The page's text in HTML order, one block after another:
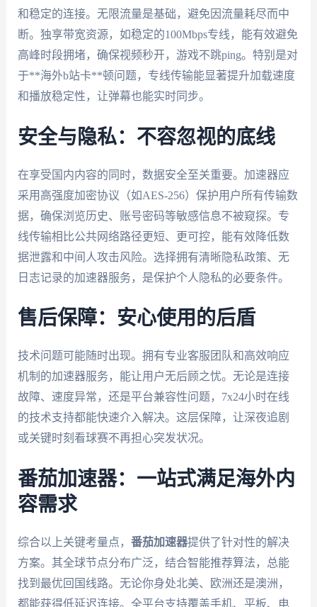
和稳定的连接。无限流量是基础，避免因流量耗尽而中
断。独享带宽资源，如稳定的100Mbps专线，能有效避免
高峰时段拥堵，确保视频秒开，游戏不跳ping。特别是对
于**海外b站卡**顿问题，专线传输能显著提升加载速度
和播放稳定性，让弹幕也能实时同步。
安全与隐私：不容忽视的底线
在享受国内内容的同时，数据安全至关重要。加速器应
采用高强度加密协议（如AES-256）保护用户所有传输数
据，确保浏览历史、账号密码等敏感信息不被窥探。专
线传输相比公共网络路径更短、更可控，能有效降低数
据泄露和中间人攻击风险。选择拥有清晰隐私政策、无
日志记录的加速器服务，是保护个人隐私的必要条件。
售后保障：安心使用的后盾
技术问题可能随时出现。拥有专业客服团队和高效响应
机制的加速器服务，能让用户无后顾之忧。无论是连接
故障、速度异常，还是平台兼容性问题，7x24小时在线
的技术支持都能快速介入解决。这层保障，让深夜追剧
或关键时刻看球赛不再担心突发状况。
番茄加速器：一站式满足海外内
容需求
综合以上关键考量点， 番茄加速器提供了针对性的解决
方案。其全球节点分布广泛，结合智能推荐算法，总能
找到最优回国线路。无论你身处北美、欧洲还是澳洲，
都能获得低延迟连接。全平台支持覆盖手机、平板、电